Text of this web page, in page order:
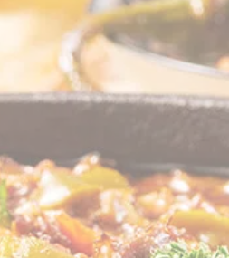
RHUMS ET GINS